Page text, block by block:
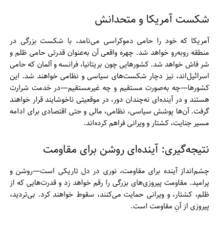
شکست آمریکا و متحدانش
آمریکا که خود را حامی دموکراسی می‌نامد، با شکست بزرگی در
منطقه روبه‌رو خواهد شد. چهره واقعی آن به‌عنوان قدرتی حامی ظلم و
شر فاش خواهد شد. کشورهایی چون بریتانیا، فرانسه و آلمان که حامی
اسرائیل‌اند، نیز دچار شکست‌های سیاسی و نظامی خواهند شد. این
کشورها—چه به‌صورت مستقیم و چه غیرمستقیم—در خدمت شرارت
هستند و در آینده‌ای نه‌چندان دور، در موقعیتی ناخوشایند قرار خواهند
گرفت. آن‌ها پوشش سیاسی، نظامی، مالی و حتی اقتصادی برای ادامه
مسیر جنایت، کشتار و ویرانی فراهم کرده‌اند.
نتیجه‌گیری: آینده‌ای روشن برای مقاومت
چشم‌انداز آینده برای مقاومت، نوری در دل تاریکی است—روشن و
پرامید. مقاومت پیروزی‌های بزرگی را رقم خواهد زد و قدرت‌هایی که از
ظلم، کشتار، و ویرانی حمایت می‌کنند، سقوط خواهند کرد. بی‌تردید،
پیروزی از آنِ مقاومت است.